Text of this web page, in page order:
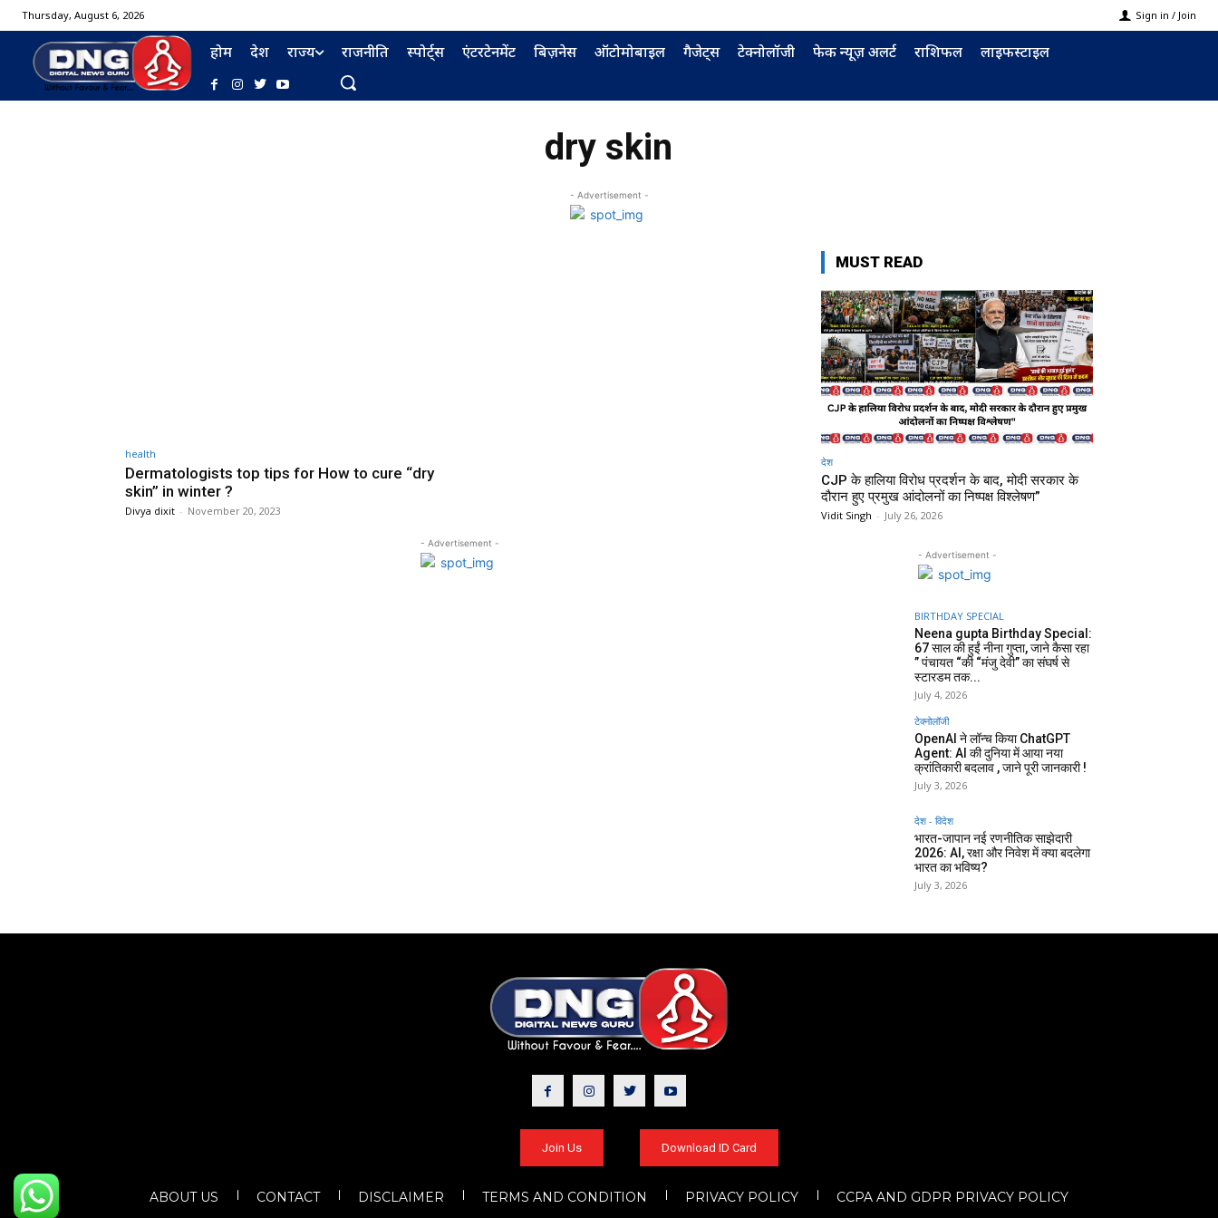
Thursday, August 6, 2026 Sign in / Join
होम देश राज्य राजनीति स्पोर्ट्स एंटरटेनमेंट बिज़नेस ऑटोमोबाइल गैजेट्स टेक्नोलॉजी फेक न्यूज़ अलर्ट राशिफल लाइफस्टाइल
dry skin
- Advertisement -
health
Dermatologists top tips for How to cure “dry
skin” in winter ?
Divya dixit - November 20, 2023
- Advertisement -
MUST READ
देश
CJP के हालिया विरोध प्रदर्शन के बाद, मोदी सरकार के
दौरान हुए प्रमुख आंदोलनों का निष्पक्ष विश्लेषण”
Vidit Singh - July 26, 2026
- Advertisement -
BIRTHDAY SPECIAL
Neena gupta Birthday Special:
67 साल की हुईं नीना गुप्ता, जाने कैसा रहा
” पंचायत “की “मंजु देवी” का संघर्ष से
स्टारडम तक...
July 4, 2026
टेक्नोलॉजी
OpenAI ने लॉन्च किया ChatGPT
Agent: AI की दुनिया में आया नया
क्रांतिकारी बदलाव , जाने पूरी जानकारी !
July 3, 2026
देश - विदेश
भारत-जापान नई रणनीतिक साझेदारी
2026: AI, रक्षा और निवेश में क्या बदलेगा
भारत का भविष्य?
July 3, 2026
Join Us Download ID Card
ABOUT US CONTACT DISCLAIMER TERMS AND CONDITION PRIVACY POLICY CCPA AND GDPR PRIVACY POLICY